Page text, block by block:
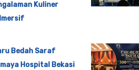
Kuliner
Bedah Saraf
Hospital Bekasi